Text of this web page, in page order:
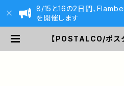
8/15と16の2日間、
を開催します
【POSTALCO/ポス